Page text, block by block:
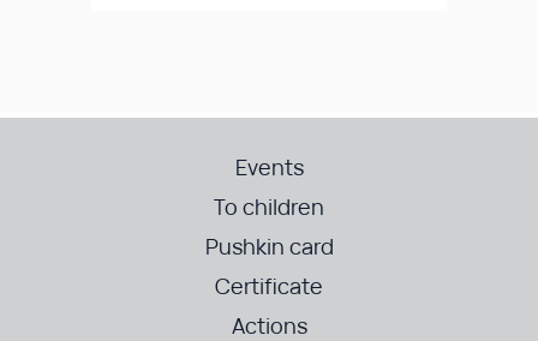
Events
To children
Pushkin card
Certificate
Actions